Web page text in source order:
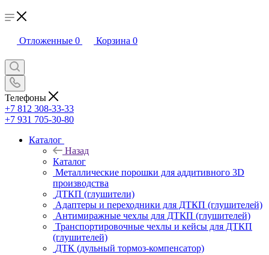
Отложенные 0 Корзина 0
Телефоны
+7 812 308-33-33
+7 931 705-30-80
Каталог
Назад
Каталог
Металлические порошки для аддитивного 3D
производства
ДТКП (глушители)
Адаптеры и переходники для ДТКП (глушителей)
Антимиражные чехлы для ДТКП (глушителей)
Транспортировочные чехлы и кейсы для ДТКП
(глушителей)
ДТК (дульный тормоз-компенсатор)